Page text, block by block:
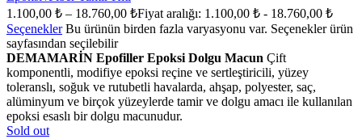
1.100,00 ₺ – 18.760,00 ₺Fiyat aralığı: 1.100,00 ₺ - 18.760,00 ₺
Seçenekler Bu ürünün birden fazla varyasyonu var. Seçenekler ürün
sayfasından seçilebilir
DEMAMARİN Epofiller Epoksi Dolgu Macun Çift
komponentli, modifiye epoksi reçine ve sertleştiricili, yüzey
toleranslı, soğuk ve rutubetli havalarda, ahşap, polyester, saç,
alüminyum ve birçok yüzeylerde tamir ve dolgu amacı ile kullanılan
epoksi esaslı bir dolgu macunudur.
Sold out